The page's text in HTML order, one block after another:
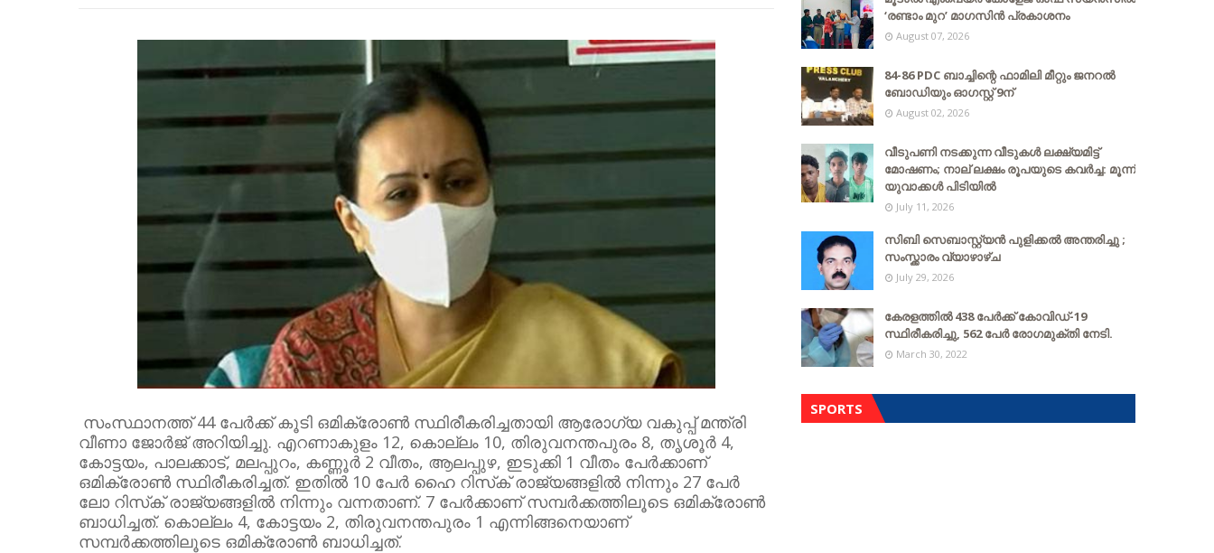
സംസ്ഥാനത്ത് 44 പേർക്ക് കൂടി ഒമിക്രോൺ സ്ഥിരീകരിച്ചതായി ആരോഗ്യ വകുപ്പ് മന്ത്രി
വീണാ ജോർജ് അറിയിച്ചു. എറണാകുളം 12, കൊല്ലം 10, തിരുവനന്തപുരം 8, തൃശൂർ 4,
കോട്ടയം, പാലക്കാട്, മലപ്പുറം, കണ്ണൂർ 2 വീതം, ആലപ്പുഴ, ഇടുക്കി 1 വീതം പേർക്കാണ്
ഒമിക്രോൺ സ്ഥിരീകരിച്ചത്. ഇതിൽ 10 പേർ ഹൈ റിസ്‌ക് രാജ്യങ്ങളിൽ നിന്നും 27 പേർ
ലോ റിസ്‌ക് രാജ്യങ്ങളിൽ നിന്നും വന്നതാണ്. 7 പേർക്കാണ് സമ്പർക്കത്തിലൂടെ ഒമിക്രോൺ
ബാധിച്ചത്. കൊല്ലം 4, കോട്ടയം 2, തിരുവനന്തപുരം 1 എന്നിങ്ങനെയാണ്
സമ്പർക്കത്തിലൂടെ ഒമിക്രോൺ ബാധിച്ചത്.
‘രണ്ടാം മുറ’ മാഗസിൻ പ്രകാശനം
August 07, 2026
84-86 PDC ബാച്ചിന്റെ ഫാമിലി മീറ്റും ജനറൽ
ബോഡിയും ഓഗസ്റ്റ് 9ന്
August 02, 2026
വീടുപണി നടക്കുന്ന വീടുകൾ ലക്ഷ്യമിട്ട്
മോഷണം; നാല് ലക്ഷം രൂപയുടെ കവർച്ച: മൂന്ന്
യുവാക്കൾ പിടിയിൽ
July 11, 2026
സിബി സെബാസ്റ്റ്യന്‍ പുളിക്കല്‍ അന്തരിച്ചു ;
സംസ്ക്കാരം വ്യാഴാഴ്ച
July 29, 2026
കേരളത്തില്‍ 438 പേര്‍ക്ക് കോവിഡ്-19
സ്ഥിരീകരിച്ചു, 562 പേര്‍ രോഗമുക്തി നേടി.
March 30, 2022
SPORTS